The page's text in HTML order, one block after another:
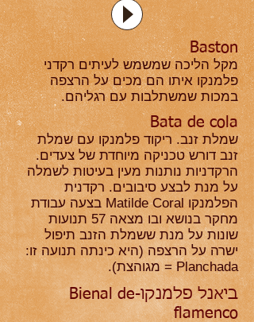
Baston
מקל הליכה שמשמש לעיתים רקדני
פלמנקו איתו הם מכים על הרצפה
במכות שמשתלבות עם רגליהם.
Bata de cola
שמלת זנב. ריקוד פלמנקו עם שמלת
זנב דורש טכניקה מיוחדת של צעדים.
הרקדניות נותנות מעין בעיטות לשמלה
על מנת לבצע סיבובים. רקדנית
הפלמנקו Matilde Coral בצעה עבודת
מחקר בנושא ובו מצאה 57 תנועות
שונות על מנת ששמלת הזנב תיפול
ישרה על הרצפה (היא כינתה תנועה זו:
Planchada = מגוהצת).
ביאנל פלמנקו-Bienal de
flamenco